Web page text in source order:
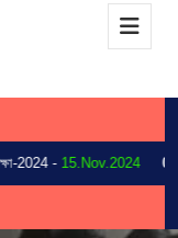
-15.Nov.2024 03.